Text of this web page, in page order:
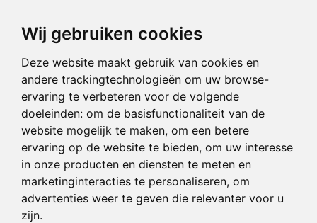
Wij gebruiken cookies
Deze website maakt gebruik van cookies en
andere trackingtechnologieën om uw browse-
ervaring te verbeteren voor de volgende
doeleinden: om de basisfunctionaliteit van de
website mogelijk te maken, om een betere
ervaring op de website te bieden, om uw interesse
in onze producten en diensten te meten en
marketinginteracties te personaliseren, om
advertenties weer te geven die relevanter voor u
zijn.